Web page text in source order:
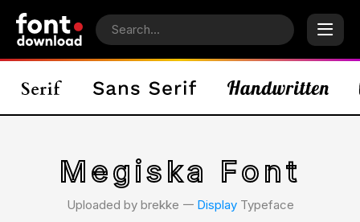
Megiska Font
Uploaded by brekke 𑁋 DisplayTypeface